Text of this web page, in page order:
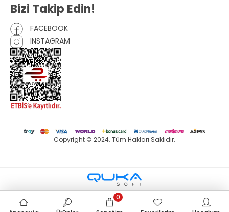
Bizi Takip Edin!
FACEBOOK
INSTAGRAM
Copyright © 2024. Tüm Hakları Saklıdır.
0